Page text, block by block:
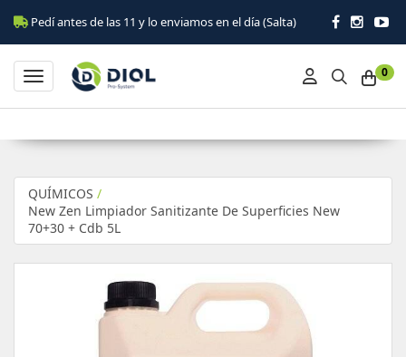
Pedí antes de las 11 y lo enviamos en el día (Salta)
0
Toggle navigation
QUÍMICOS /
New Zen Limpiador Sanitizante De Superficies New
70+30 + Cdb 5L